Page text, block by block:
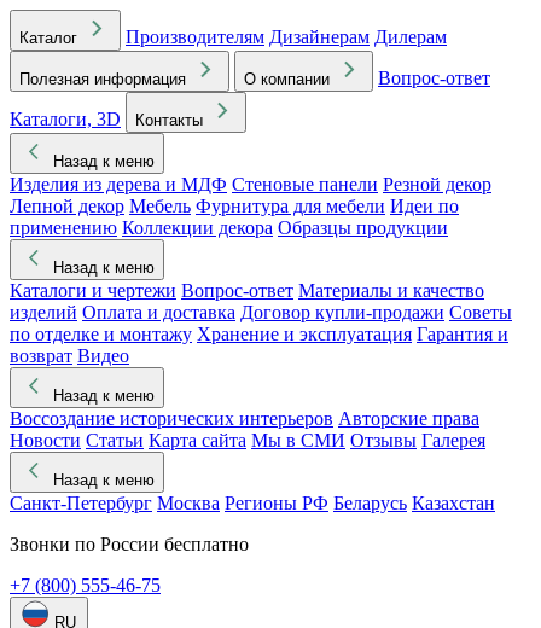
Каталог Производителям Дизайнерам Дилерам
Полезная информация О компании
Вопрос-ответ
Каталоги, 3D
Контакты
Назад к меню
Изделия из дерева и МДФ Стеновые панели Резной декор
Лепной декор Мебель Фурнитура для мебели Идеи по
применению Коллекции декора Образцы продукции
Назад к меню
Каталоги и чертежи Вопрос-ответ Материалы и качество
изделий Оплата и доставка Договор купли-продажи Советы
по отделке и монтажу Хранение и эксплуатация Гарантия и
возврат Видео
Назад к меню
Воссоздание исторических интерьеров Авторские права
Новости Статьи Карта сайта Мы в СМИ Отзывы Галерея
Назад к меню
Санкт-Петербург Москва Регионы РФ Беларусь Казахстан
Звонки по России бесплатно
+7 (800) 555-46-75
RU